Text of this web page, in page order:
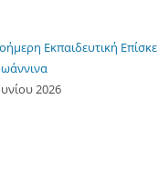
Εκπαιδευτική
2026